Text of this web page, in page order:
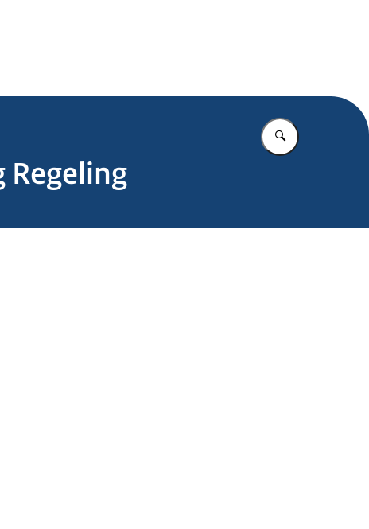
Vul in wat u